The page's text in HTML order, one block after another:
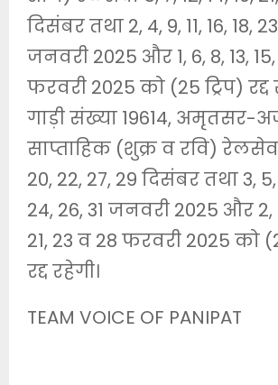
दिसंबर तथा 2, 4, 9, 11, 16, 18,
जनवरी 2025 और 1, 6, 8, 13,
फरवरी 2025 को (25 ट्रिप) रद्द
गाड़ी संख्या 19614, अमृतसर-
साप्ताहिक (शुक्र व रवि) रेलसेवा
20, 22, 27, 29 दिसंबर तथा 3, 5,
24, 26, 31 जनवरी 2025 और 2,
21, 23 व 28 फरवरी 2025 को
रद्द रहेगी।
TEAM VOICE OF PANIPAT